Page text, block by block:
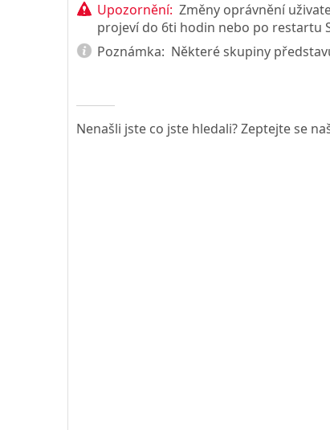
Upozornění: Změny oprávnění
projeví do 6ti hodin nebo po restartu
Poznámka: Některé skupiny
Nenašli jste co jste hledali? Zeptejte se